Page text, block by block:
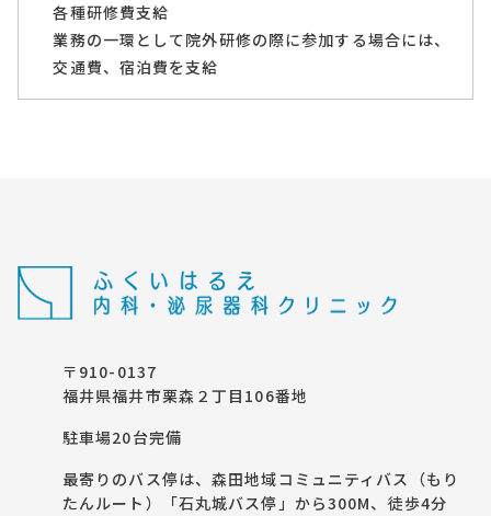
各種研修費支給
業務の一環として院外研修の際に参加する場合には、
交通費、宿泊費を支給
〒910-0137
福井県福井市栗森２丁目106番地
駐車場20台完備
最寄りのバス停は、森田地域コミュニティバス（もり
たんルート）「石丸城バス停」から300M、徒歩4分